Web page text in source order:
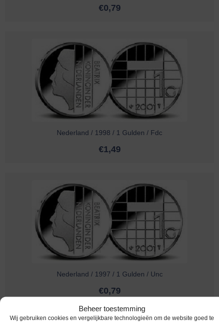
Beheer toestemming
Wij gebruiken cookies en vergelijkbare technologieën om de website goed te
€0,79
Nederland / 1998 / 1 Gulden / Fdc
€1,49
Nederland / 1997 / 1 Gulden / Unc
€0,79